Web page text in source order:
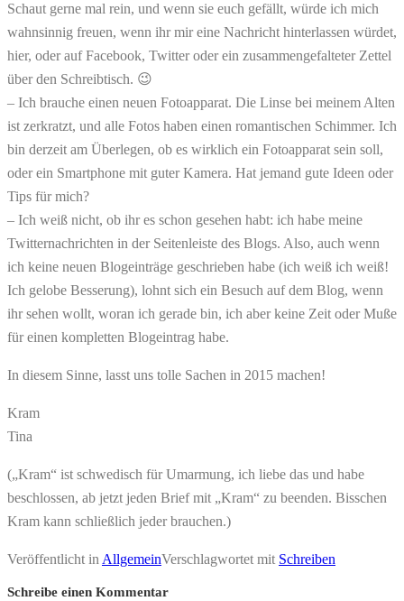
Schaut gerne mal rein, und wenn sie euch gefällt, würde ich mich
wahnsinnig freuen, wenn ihr mir eine Nachricht hinterlassen würdet,
hier, oder auf Facebook, Twitter oder ein zusammengefalteter Zettel
über den Schreibtisch. 😉
– Ich brauche einen neuen Fotoapparat. Die Linse bei meinem Alten
ist zerkratzt, und alle Fotos haben einen romantischen Schimmer. Ich
bin derzeit am Überlegen, ob es wirklich ein Fotoapparat sein soll,
oder ein Smartphone mit guter Kamera. Hat jemand gute Ideen oder
Tips für mich?
– Ich weiß nicht, ob ihr es schon gesehen habt: ich habe meine
Twitternachrichten in der Seitenleiste des Blogs. Also, auch wenn
ich keine neuen Blogeinträge geschrieben habe (ich weiß ich weiß!
Ich gelobe Besserung), lohnt sich ein Besuch auf dem Blog, wenn
ihr sehen wollt, woran ich gerade bin, ich aber keine Zeit oder Muße
für einen kompletten Blogeintrag habe.
In diesem Sinne, lasst uns tolle Sachen in 2015 machen!
Kram
Tina
(„Kram“ ist schwedisch für Umarmung, ich liebe das und habe
beschlossen, ab jetzt jeden Brief mit „Kram“ zu beenden. Bisschen
Kram kann schließlich jeder brauchen.)
Veröffentlicht in AllgemeinVerschlagwortet mit Schreiben
Schreibe einen Kommentar